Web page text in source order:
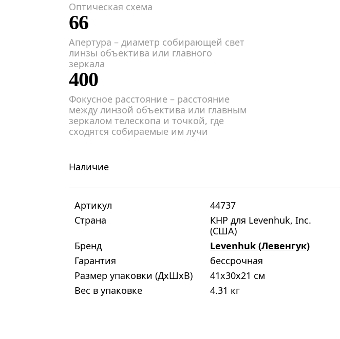
Оптическая схема
66
Апертура – диаметр собирающей свет
линзы объектива или главного
зеркала
400
Фокусное расстояние – расстояние
между линзой объектива или главным
зеркалом телескопа и точкой, где
сходятся собираемые им лучи
Наличие
Артикул
44737
Страна
КНР для Levenhuk, Inc.
(США)
Бренд
Levenhuk (Левенгук)
Гарантия
бессрочная
Размер упаковки (ДxШxВ)
41x30x21 см
Вес в упаковке
4.31 кг